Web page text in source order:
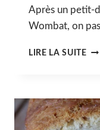
Après un petit-
Wombat, on
LIRE LA SUITE